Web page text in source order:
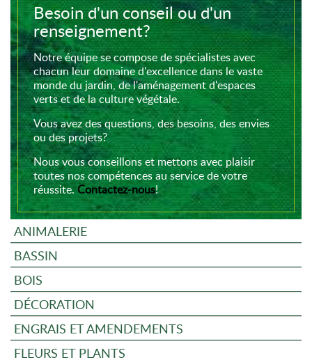
Besoin d'un conseil ou d'un
renseignement?
Notre équipe se compose de spécialistes avec
chacun leur domaine d'excellence dans le vaste
monde du jardin, de l'aménagement d'espaces
verts et de la culture végétale.
Vous avez des questions, des besoins, des envies
ou des projets?
Nous vous conseillons et mettons avec plaisir
toutes nos compétences au service de votre
réussite.Contactez-nous!
ANIMALERIE
BASSIN
BOIS
DÉCORATION
ENGRAIS ET AMENDEMENTS
FLEURS ET PLANTS